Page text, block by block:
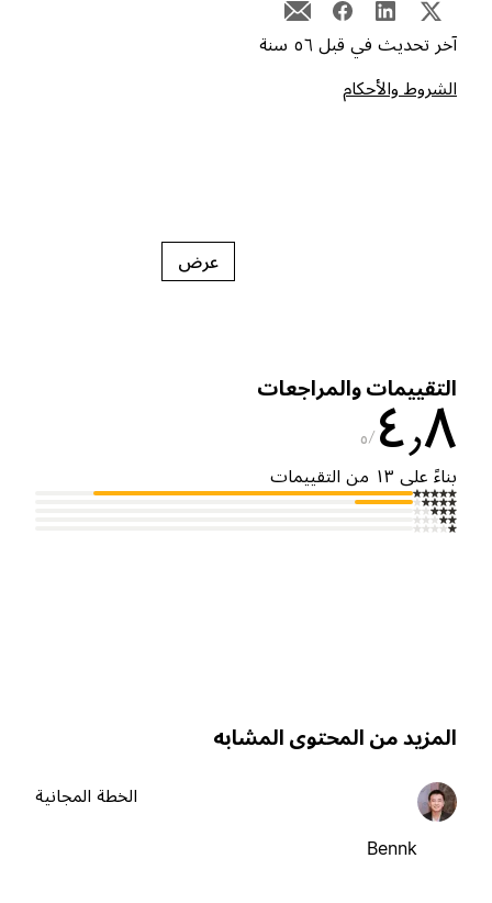
تحديث في قبل ٥٦ سنة
والأحكام
عرض
والمراجعات
٥
على ١٣ من التقييمات
من المحتوى المشابه
Bennk
الخطة المجانية